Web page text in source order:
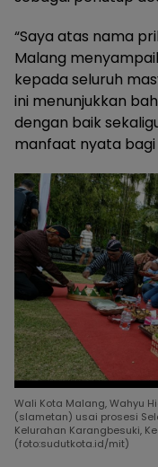
“Saya atas nama
Malang
kepada seluruh
ini menunjukkan
dengan baik
manfaat nyata bagi
Wali Kota Malang, Wahyu
(slametan) usai prosesi
Kelurahan Karangbesuki,
(foto:sudutkota.id/mit)